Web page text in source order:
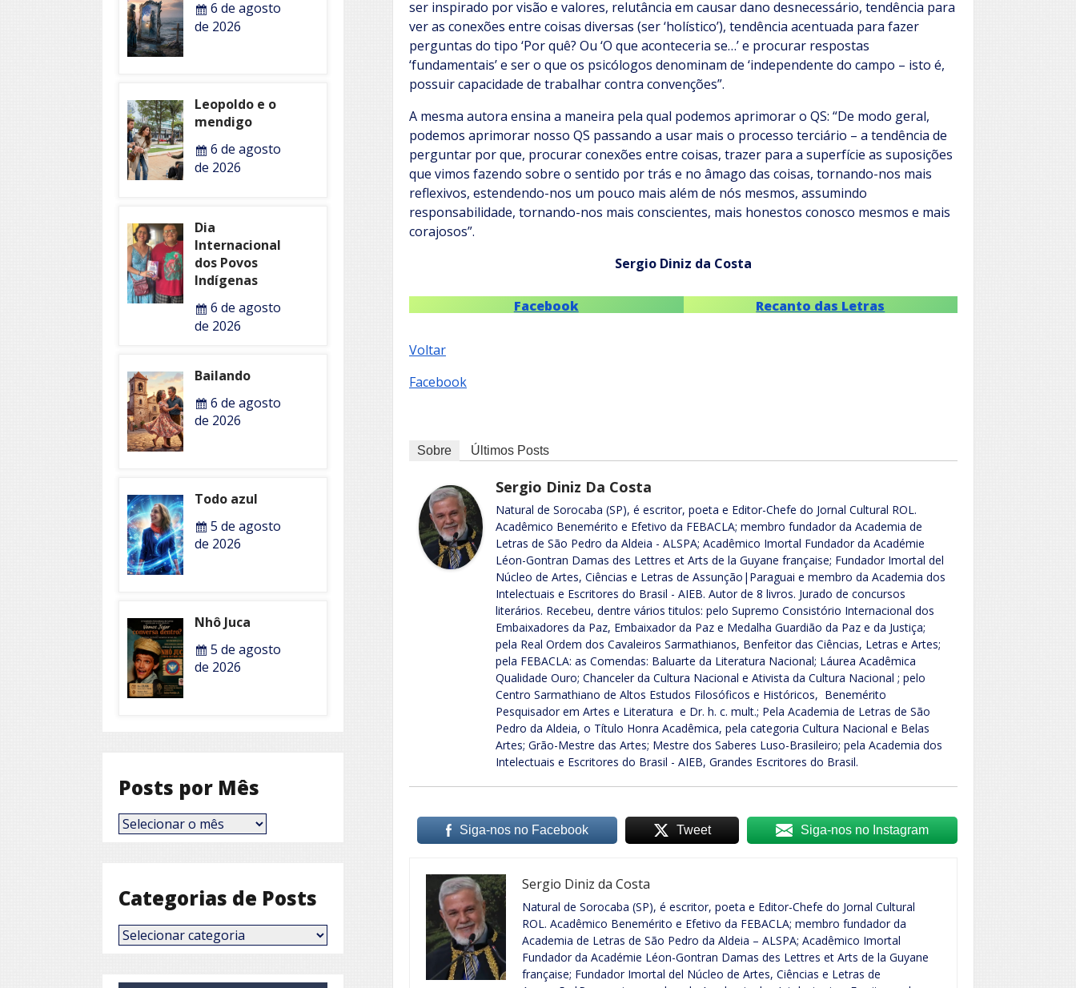
ser inspirado por visão e valores, relutância em causar dano desnecessário, tendência para
ver as conexões entre coisas diversas (ser ‘holístico’), tendência acentuada para fazer
perguntas do tipo ‘Por quê? Ou ‘O que aconteceria se…’ e procurar respostas
‘fundamentais’ e ser o que os psicólogos denominam de ‘independente do campo – isto é,
possuir capacidade de trabalhar contra convenções”.
A mesma autora ensina a maneira pela qual podemos aprimorar o QS: “De modo geral,
podemos aprimorar nosso QS passando a usar mais o processo terciário – a tendência de
perguntar por que, procurar conexões entre coisas, trazer para a superfície as suposições
que vimos fazendo sobre o sentido por trás e no âmago das coisas, tornando-nos mais
reflexivos, estendendo-nos um pouco mais além de nós mesmos, assumindo
responsabilidade, tornando-nos mais conscientes, mais honestos conosco mesmos e mais
corajosos”.
Sergio Diniz da Costa
Facebook Recanto das Letras
Voltar
Facebook
Sobre Últimos Posts
Sergio Diniz Da Costa
Natural de Sorocaba (SP), é escritor, poeta e Editor-Chefe do Jornal Cultural ROL.
Acadêmico Benemérito e Efetivo da FEBACLA; membro fundador da Academia de
Letras de São Pedro da Aldeia - ALSPA; Acadêmico Imortal Fundador da Académie
Léon-Gontran Damas des Lettres et Arts de la Guyane française; Fundador Imortal del
Núcleo de Artes, Ciências e Letras de Assunção|Paraguai e membro da Academia dos
Intelectuais e Escritores do Brasil - AIEB. Autor de 8 livros. Jurado de concursos
literários. Recebeu, dentre vários titulos: pelo Supremo Consistório Internacional dos
Embaixadores da Paz, Embaixador da Paz e Medalha Guardião da Paz e da Justiça;
pela Real Ordem dos Cavaleiros Sarmathianos, Benfeitor das Ciências, Letras e Artes;
pela FEBACLA: as Comendas: Baluarte da Literatura Nacional; Láurea Acadêmica
Qualidade Ouro; Chanceler da Cultura Nacional e Ativista da Cultura Nacional ; pelo
Centro Sarmathiano de Altos Estudos Filosóficos e Históricos, Benemérito
Pesquisador em Artes e Literatura e Dr. h. c. mult.; Pela Academia de Letras de São
Pedro da Aldeia, o Título Honra Acadêmica, pela categoria Cultura Nacional e Belas
Artes; Grão-Mestre das Artes; Mestre dos Saberes Luso-Brasileiro; pela Academia dos
Intelectuais e Escritores do Brasil - AIEB, Grandes Escritores do Brasil.
Siga-nos no Facebook Tweet Siga-nos no Instagram
Sergio Diniz da Costa
Natural de Sorocaba (SP), é escritor, poeta e Editor-Chefe do Jornal Cultural
ROL. Acadêmico Benemérito e Efetivo da FEBACLA; membro fundador da
Academia de Letras de São Pedro da Aldeia – ALSPA; Acadêmico Imortal
Fundador da Académie Léon-Gontran Damas des Lettres et Arts de la Guyane
française; Fundador Imortal del Núcleo de Artes, Ciências e Letras de
6 de agosto
de 2026
Leopoldo e o
mendigo
6 de agosto
de 2026
Dia
Internacional
dos Povos
Indígenas
6 de agosto
de 2026
Bailando
6 de agosto
de 2026
Todo azul
5 de agosto
de 2026
Nhô Juca
5 de agosto
de 2026
Posts por Mês
Posts
por
Categorias de Posts
Categorias
de